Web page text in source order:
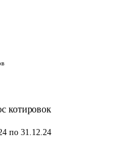
котировок
по 31.12.24